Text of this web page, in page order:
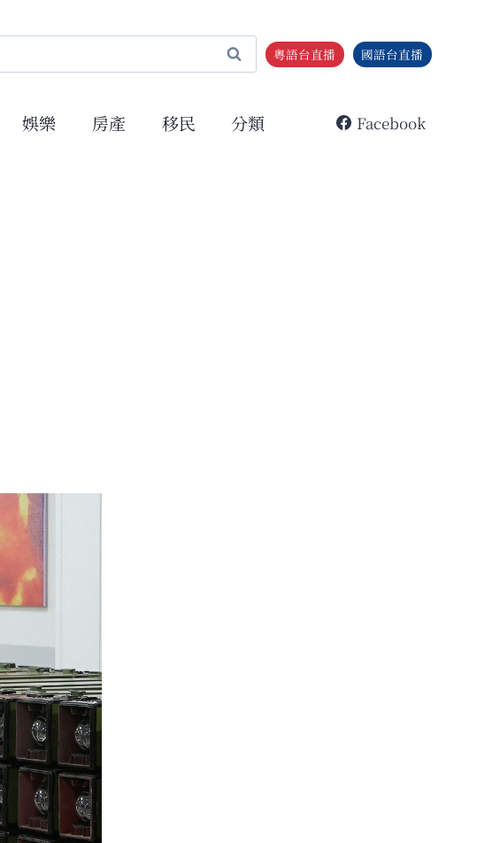
粵語台直播 國語台直播
娛樂 房產 移民 分類 Facebook